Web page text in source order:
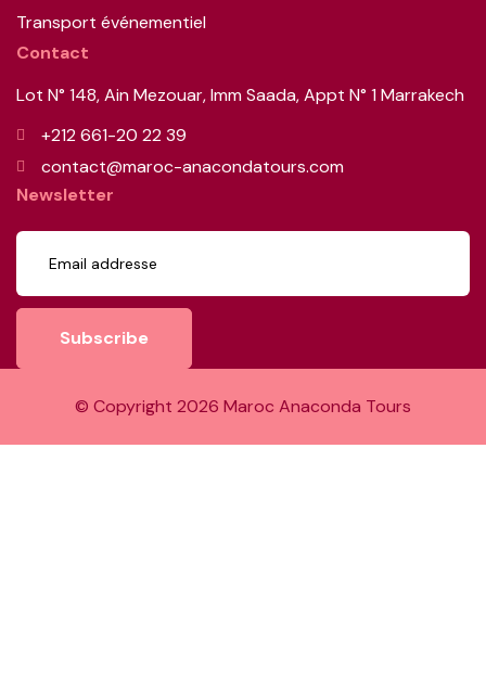
Transport événementiel
Contact
Lot N° 148, Ain Mezouar, Imm Saada, Appt N° 1 Marrakech
+212 661-20 22 39
contact@maroc-anacondatours.com
Newsletter
Subscribe
© Copyright 2026 Maroc Anaconda Tours